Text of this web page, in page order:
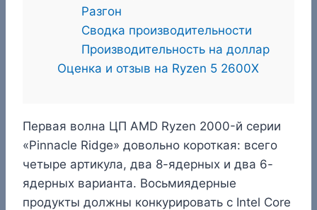
Разгон
Сводка производительности
Производительность на доллар
Оценка и отзыв на Ryzen 5 2600X
Первая волна ЦП AMD Ryzen 2000-й серии
«Pinnacle Ridge» довольно короткая: всего
четыре артикула, два 8-ядерных и два 6-
ядерных варианта. Восьмиядерные
продукты должны конкурировать с Intel Core